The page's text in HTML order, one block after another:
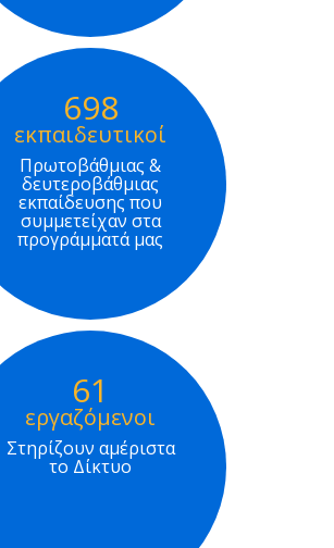
698
εκπαιδευτικοί
Πρωτοβάθμιας &
δευτεροβάθμιας
εκπαίδευσης που
συμμετείχαν στα
προγράμματά μας
61
εργαζόμενοι
Στηρίζουν αμέριστα
το Δίκτυο